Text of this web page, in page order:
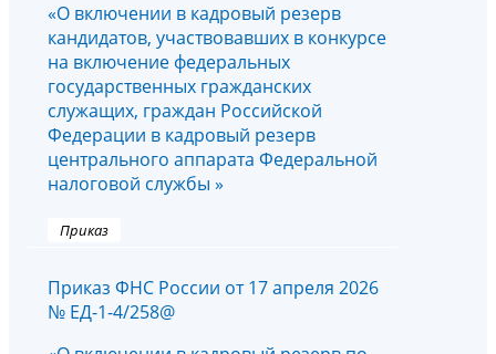
«О включении в кадровый резерв
кандидатов, участвовавших в конкурсе
на включение федеральных
государственных гражданских
служащих, граждан Российской
Федерации в кадровый резерв
центрального аппарата Федеральной
налоговой службы »
Приказ
Приказ ФНС России от 17 апреля 2026
№ ЕД-1-4/258@